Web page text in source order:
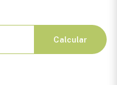
Calcular